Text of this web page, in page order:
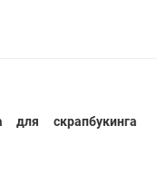
для скрапбукинга